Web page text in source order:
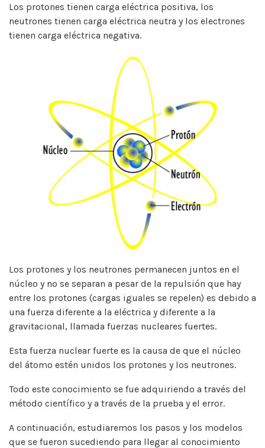
Los protones tienen carga eléctrica positiva, los
neutrones tienen carga eléctrica neutra y los electrones
tienen carga eléctrica negativa.
Los protones y los neutrones permanecen juntos en el
núcleo y no se separan a pesar de la repulsión que hay
entre los protones (cargas iguales se repelen) es debido a
una fuerza diferente a la eléctrica y diferente a la
gravitacional, llamada fuerzas nucleares fuertes.
Esta fuerza nuclear fuerte es la causa de que el núcleo
del átomo estén unidos los protones y los neutrones.
Todo este conocimiento se fue adquiriendo a través del
método científico y a través de la prueba y el error.
A continuación, estudiaremos los pasos y los modelos
que se fueron sucediendo para llegar al conocimiento